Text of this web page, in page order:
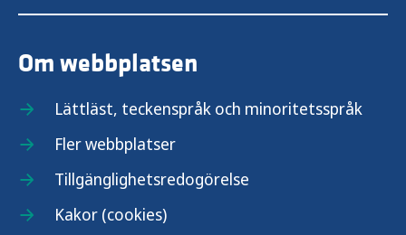
Om webbplatsen
Lättläst, teckenspråk och minoritetsspråk
Fler webbplatser
Tillgänglighetsredogörelse
Kakor (cookies)